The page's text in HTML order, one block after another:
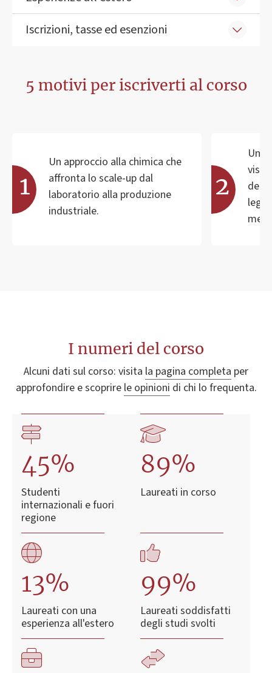
Iscrizioni, tasse ed esenzioni
5 motivi per iscriverti al corso
Un approccio alla chimica che
affronta lo scale-up dal
laboratorio alla produzione
industriale.
Un
I numeri del corso
Alcuni dati sul corso: visita la pagina completa per
approfondire e scoprire le opinioni di chi lo frequenta.
45%
Studenti
internazionali e fuori
regione
89%
Laureati in corso
13%
Laureati con una
esperienza all'estero
99%
Laureati soddisfatti
degli studi svolti